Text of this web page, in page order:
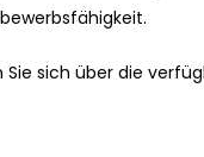
sich über die